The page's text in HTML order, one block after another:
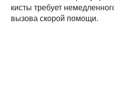
кисты требует
вызова скорой помощи.